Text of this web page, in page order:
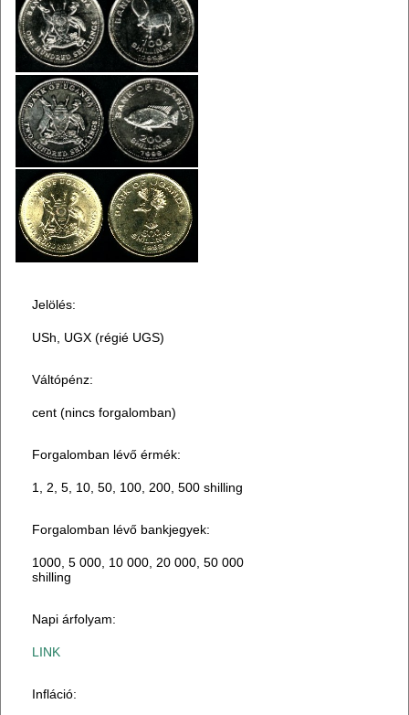
Jelölés:
USh, UGX (régié UGS)
Váltópénz:
cent (nincs forgalomban)
Forgalomban lévő érmék:
1, 2, 5, 10, 50, 100, 200, 500 shilling
Forgalomban lévő bankjegyek:
1000, 5 000, 10 000, 20 000, 50 000
shilling
Napi árfolyam:
LINK
Infláció: